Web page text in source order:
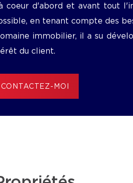
coeur d'abord et avant tout
en tenant compte des
immobilier, il a su
du client.
CONTACTEZ-MOI